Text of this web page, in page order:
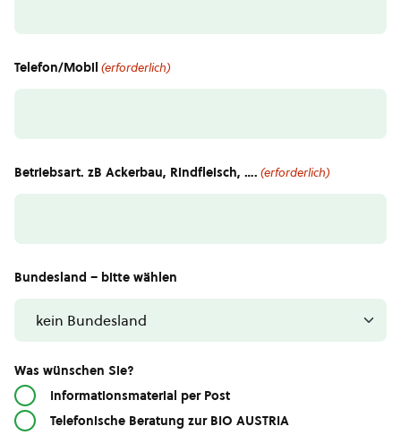
Telefon/Mobil (erforderlich)
Betriebsart. zB Ackerbau, Rindfleisch, …. (erforderlich)
Bundesland – bitte wählen
Was wünschen Sie?
Informationsmaterial per Post
Telefonische Beratung zur BIO AUSTRIA